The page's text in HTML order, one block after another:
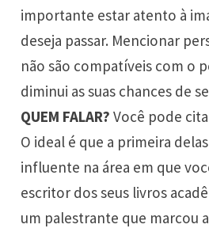
importante estar atento à
deseja passar. Mencionar
não são compatíveis com o
diminui as suas chances de
QUEM FALAR?Você pode
O ideal é que a primeira
influente na área em que
escritor dos seus livros
um palestrante que marcou